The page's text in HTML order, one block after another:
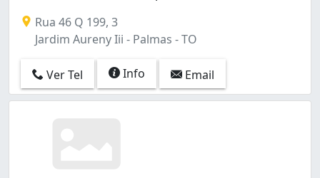
Rua 46 Q 199, 3
Jardim Aureny Iii - Palmas - TO
Ver Tel Info Email